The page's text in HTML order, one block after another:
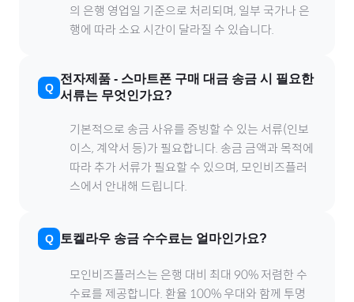
의 은행 영업일 기준으로 처리되며, 일부 국가나 은
행에 따라 소요 시간이 달라질 수 있습니다.
전자제품 - 스마트폰 구매 대금 송금 시 필요한
서류는 무엇인가요?
기본적으로 송금 사유를 증빙할 수 있는 서류(인보
이스, 계약서 등)가 필요합니다. 송금 금액과 목적에
따라 추가 서류가 필요할 수 있으며, 모인비즈플러
스에서 안내해 드립니다.
토켈라우 송금 수수료는 얼마인가요?
모인비즈플러스는 은행 대비 최대 90% 저렴한 수
수료를 제공합니다. 환율 100% 우대와 함께 투명